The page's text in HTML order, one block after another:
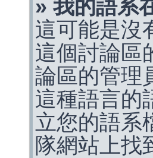
» 我的語系
這可能是沒
這個討論區
論區的管理
這種語言的
立您的語系
隊網站上找